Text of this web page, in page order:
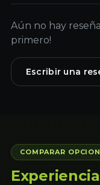
Aún no hay
primero!
Escribir una
COMPARAR